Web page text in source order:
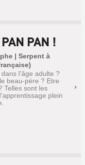
PAN !
| Serpent à
l'âge adulte ?
beau-père ? Etre
Telles sont les
plein